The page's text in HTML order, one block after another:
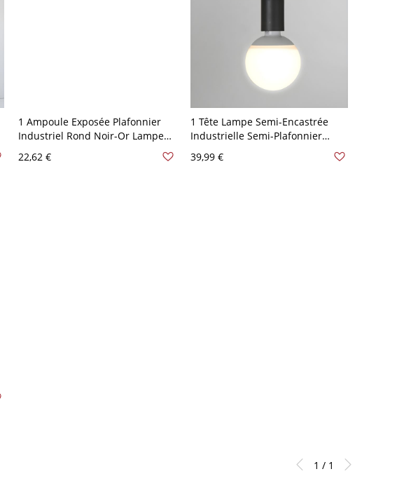
1 Ampoule Exposée Plafonnier
Industriel Rond Noir-Or Lampe
110 V-120 V
22,62 €
1 Tête Lampe Semi-Encastrée
Industrielle Semi-Plafonnier
pour Couloir - Noir 110 V-120 V
39,99 €
1 / 1